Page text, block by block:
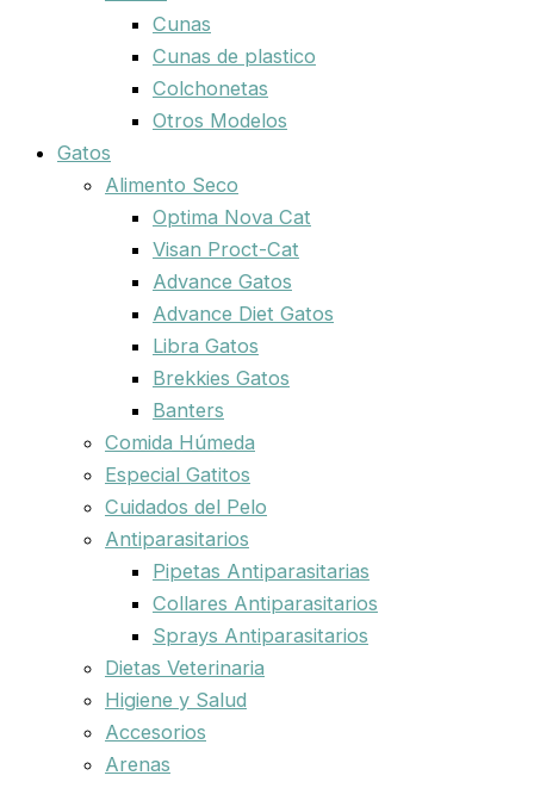
Cunas
Cunas de plastico
Colchonetas
Otros Modelos
Gatos
Alimento Seco
Optima Nova Cat
Visan Proct-Cat
Advance Gatos
Advance Diet Gatos
Libra Gatos
Brekkies Gatos
Banters
Comida Húmeda
Especial Gatitos
Cuidados del Pelo
Antiparasitarios
Pipetas Antiparasitarias
Collares Antiparasitarios
Sprays Antiparasitarios
Dietas Veterinaria
Higiene y Salud
Accesorios
Arenas